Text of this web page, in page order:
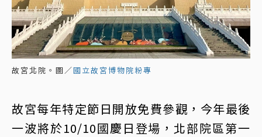
故宮北院。圖／國立故宮博物院粉專
故宮每年特定節日開放免費參觀，今年最後
一波將於10/10國慶日登場，北部院區第一